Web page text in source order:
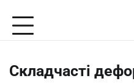
content
Складчасті